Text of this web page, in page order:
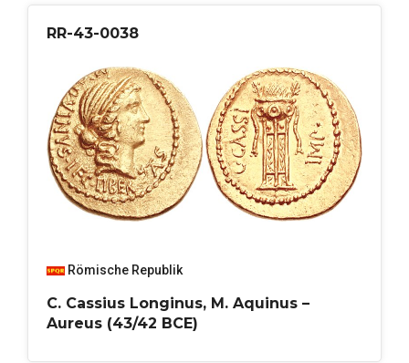
RR-43-0038
Römische Republik
C. Cassius Longinus, M. Aquinus –
Aureus (43/42 BCE)